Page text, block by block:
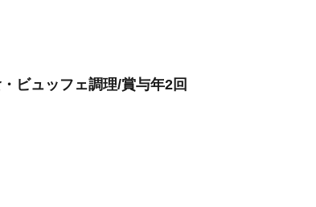
ビュッフェ調理/賞与年2回